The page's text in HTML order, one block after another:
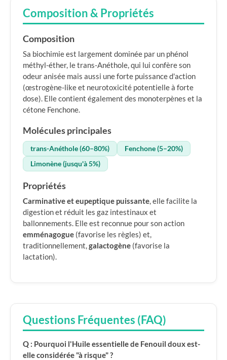
Composition & Propriétés
Composition
Sa biochimie est largement dominée par un phénol
méthyl-éther, le trans-Anéthole, qui lui confère son
odeur anisée mais aussi une forte puissance d'action
(œstrogène-like et neurotoxicité potentielle à forte
dose). Elle contient également des monoterpènes et la
cétone Fenchone.
Molécules principales
trans-Anéthole (60–80%)
Fenchone (5–20%)
Limonène (jusqu'à 5%)
Propriétés
Carminative et eupeptique puissante, elle facilite la
digestion et réduit les gaz intestinaux et
ballonnements. Elle est reconnue pour son action
emménagogue (favorise les règles) et,
traditionnellement,galactogène (favorise la
lactation).
Questions Fréquentes (FAQ)
Q : Pourquoi l'Huile essentielle de Fenouil doux est-
elle considérée "à risque" ?